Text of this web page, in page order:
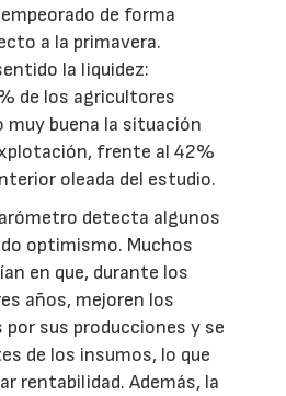
de forma
a la primavera.
la liquidez:
de los agricultores
muy buena la situación
frente al 42%
oleada del estudio.
detecta algunos
optimismo. Muchos
en que, durante los
años, mejoren los
por sus producciones y se
de los insumos, lo que
rentabilidad. Además, la